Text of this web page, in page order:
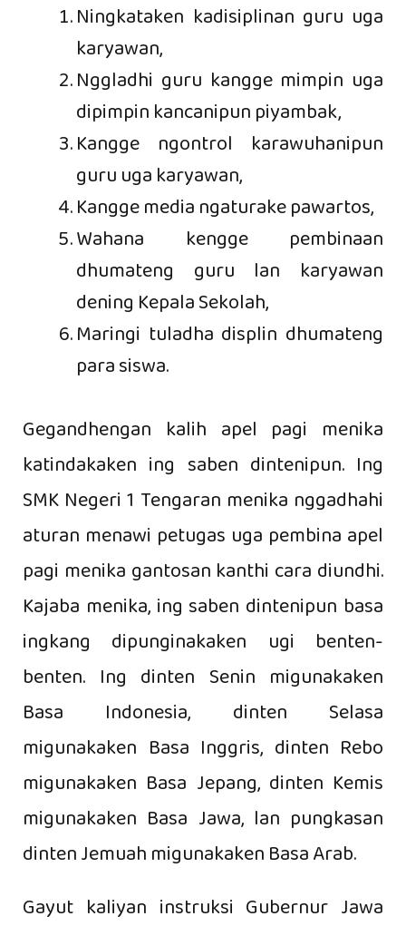
Ningkataken kadisiplinan guru uga
karyawan,
Nggladhi guru kangge mimpin uga
dipimpin kancanipun piyambak,
Kangge ngontrol karawuhanipun
guru uga karyawan,
Kangge media ngaturake pawartos,
Wahana kengge pembinaan
dhumateng guru lan karyawan
dening Kepala Sekolah,
Maringi tuladha displin dhumateng
para siswa.
Gegandhengan kalih apel pagi menika
katindakaken ing saben dintenipun. Ing
SMK Negeri 1 Tengaran menika nggadhahi
aturan menawi petugas uga pembina apel
pagi menika gantosan kanthi cara diundhi.
Kajaba menika, ing saben dintenipun basa
ingkang dipunginakaken ugi benten-
benten. Ing dinten Senin migunakaken
Basa Indonesia, dinten Selasa
migunakaken Basa Inggris, dinten Rebo
migunakaken Basa Jepang, dinten Kemis
migunakaken Basa Jawa, lan pungkasan
dinten Jemuah migunakaken Basa Arab.
Gayut kaliyan instruksi Gubernur Jawa